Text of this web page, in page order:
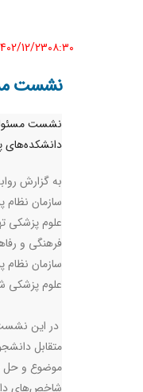
1402/12/
نشست
نشست
دانشکده‌های
به گزارش
سازمان نظام
علوم پزشکی
فرهنگی و
سازمان نظام
علوم پزشکی
در این
متقابل
موضوع و حل
شاخص‌های